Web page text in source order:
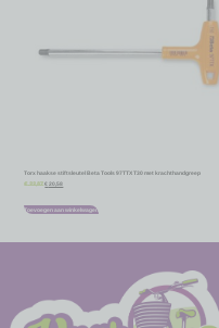
Torx haakse stiftsleutel Beta Tools 97TTX T30 met krachthandgreep
€ 22,87 € 20,58
Toevoegen aan winkelwagen